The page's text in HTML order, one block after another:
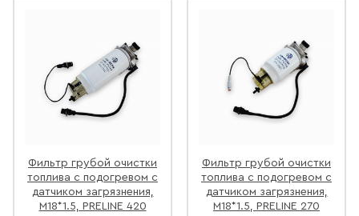
Фильтр грубой очистки
топлива с подогревом с
датчиком загрязнения,
М18*1.5, PRELINE 420
Фильтр грубой очистки
топлива с подогревом с
датчиком загрязнения,
М18*1.5, PRELINE 270